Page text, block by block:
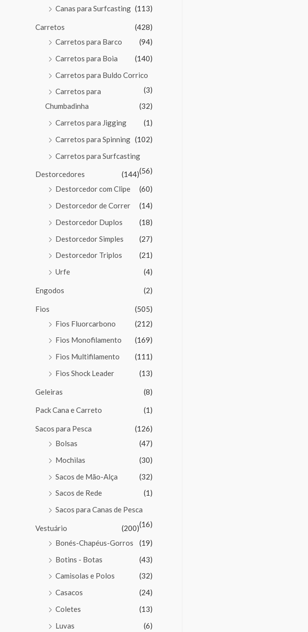
Canas para Surfcasting (113)
Carretos
(428)
Carretos para Barco
(94)
Carretos para Boia
(140)
Carretos para Buldo Corrico
(3)
Carretos para
Chumbadinha
(32)
Carretos para Jigging
(1)
Carretos para Spinning (102)
Carretos para Surfcasting
(56)
Destorcedores
(144)
Destorcedor com Clipe
(60)
Destorcedor de Correr
(14)
Destorcedor Duplos
(18)
Destorcedor Simples
(27)
Destorcedor Triplos
(21)
Urfe
(4)
Engodos (2)
Fios
(505)
Fios Fluorcarbono
(212)
Fios Monofilamento
(169)
Fios Multifilamento
(111)
Fios Shock Leader
(13)
Geleiras (8)
Pack Cana e Carreto (1)
Sacos para Pesca
(126)
Bolsas
(47)
Mochilas
(30)
Sacos de Mão-Alça
(32)
Sacos de Rede
(1)
Sacos para Canas de Pesca
(16)
Vestuário
(200)
Bonés-Chapéus-Gorros
(19)
Botins - Botas
(43)
Camisolas e Polos
(32)
Casacos
(24)
Coletes
(13)
Luvas
(6)